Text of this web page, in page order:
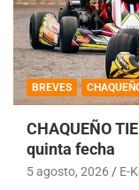
BREVES
CHAQUEÑO
quinta fecha
5 agosto, 2026 E-